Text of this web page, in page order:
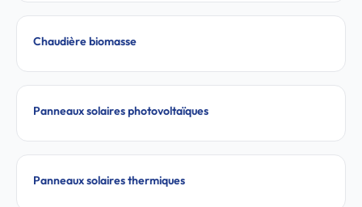
Chaudière biomasse
Panneaux solaires photovoltaïques
Panneaux solaires thermiques